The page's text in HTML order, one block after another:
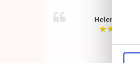
Helena Therus
★★